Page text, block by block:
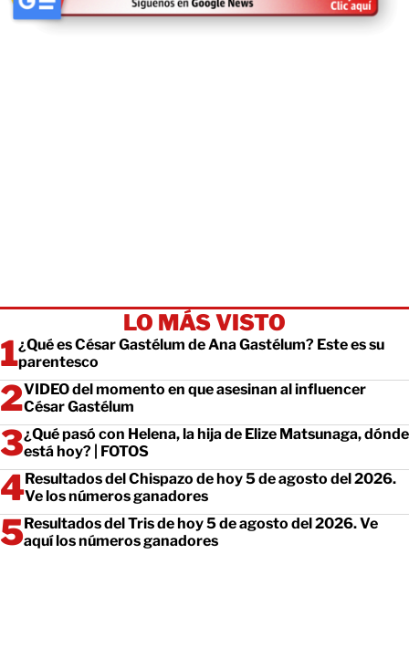
LO MÁS VISTO
¿Qué es César Gastélum de Ana Gastélum? Este es su
parentesco
VIDEO del momento en que asesinan al influencer
César Gastélum
¿Qué pasó con Helena, la hija de Elize Matsunaga, dónde
está hoy? | FOTOS
Resultados del Chispazo de hoy 5 de agosto del 2026.
Ve los números ganadores
Resultados del Tris de hoy 5 de agosto del 2026. Ve
aquí los números ganadores